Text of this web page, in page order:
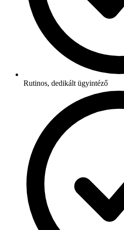
Rutinos, dedikált ügyintéző